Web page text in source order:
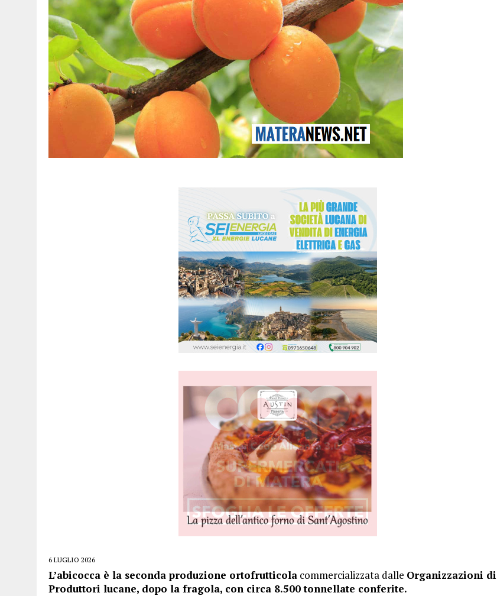
6 LUGLIO 2026
L’abicocca è la seconda produzione ortofrutticola commercializzata dalle Organizzazioni di
Produttori lucane, dopo la fragola, con circa 8.500 tonnellate conferite.